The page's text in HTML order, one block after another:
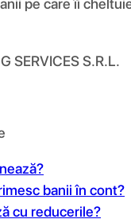
pe care îi
SERVICES S.R.L.
banii în cont?
cu reducerile?